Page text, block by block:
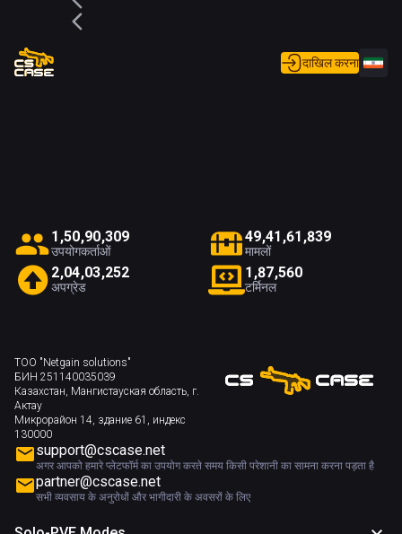
दाखिल करना
1 ,50,90,309
उपयोगकर्ताओं
49,41 ,61 ,839
मामलों
2,04,03,252
अपग्रेड
1 ,87,560
टर्मिनल
ТОО "Netgain solutions"
БИН 251140035039
Казахстан, Мангистауская область, г.
Актау
Микрорайон 14, здание 61, индекс
130000
support@cscase.net
अगर आपको हमारे प्लेटफॉर्म का उपयोग करते समय किसी परेशानी का सामना करना पड़ता है
partner@cscase.net
सभी व्यवसाय के अनुरोधों और भागीदारी के अवसरों के लिए